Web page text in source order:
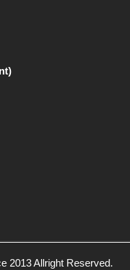
2013 Allright Reserved.